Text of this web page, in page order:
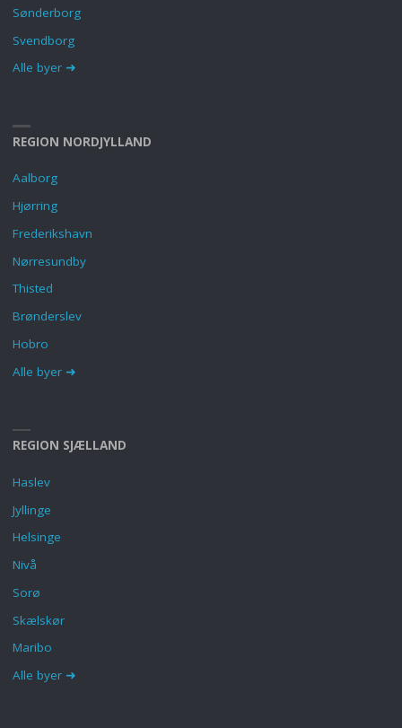
Sønderborg
Svendborg
Alle byer ➜
REGION NORDJYLLAND
Aalborg
Hjørring
Frederikshavn
Nørresundby
Thisted
Brønderslev
Hobro
Alle byer ➜
REGION SJÆLLAND
Haslev
Jyllinge
Helsinge
Nivå
Sorø
Skælskør
Maribo
Alle byer ➜